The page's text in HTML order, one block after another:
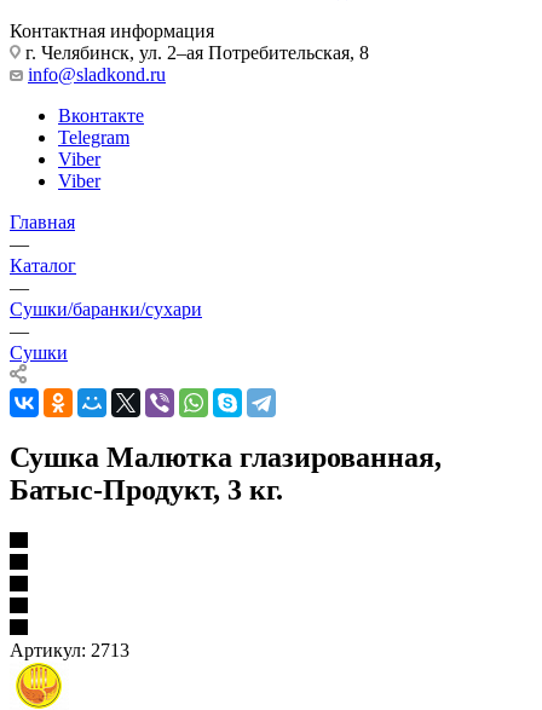
Контактная информация
г. Челябинск, ул. 2–ая Потребительская, 8
info@sladkond.ru
Вконтакте
Telegram
Viber
Viber
Главная
—
Каталог
—
Сушки/баранки/сухари
—
Сушки
Сушка Малютка глазированная,
Батыс-Продукт, 3 кг.
Артикул: 2713